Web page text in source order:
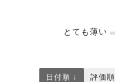
とても薄い
日付順 ↓ 評価順